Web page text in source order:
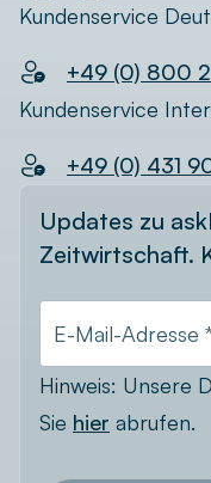
Kundenservice
+49 (0) 800
Kundenservice
+49 (0) 431
Updates zu
Zeitwirtschaft.
E-Mail-Adresse
Hinweis: Unsere
Sie hier abrufen.